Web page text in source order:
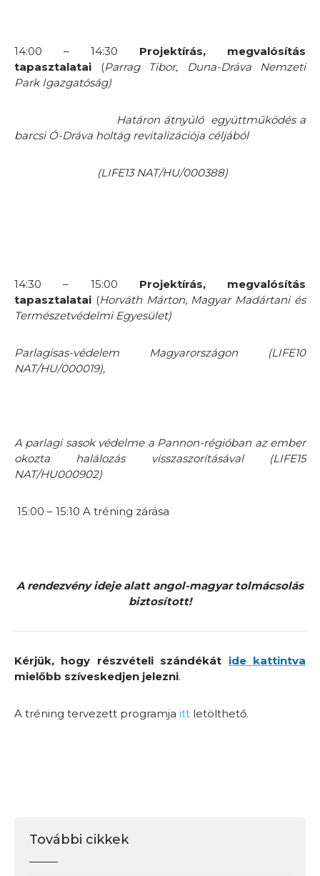
14:00 – 14:30 Projektírás, megvalósítás
tapasztalatai (Parrag Tibor, Duna-Dráva Nemzeti
Park Igazgatóság)
Határon átnyúló együttműködés a
barcsi Ó-Dráva holtág revitalizációja céljából
(LIFE13 NAT/HU/000388)
14:30 – 15:00 Projektírás, megvalósítás
tapasztalatai (Horváth Márton, Magyar Madártani és
Természetvédelmi Egyesület)
Parlagisas-védelem Magyarországon
(LIFE10
NAT/HU/000019),
A parlagi sasok védelme a Pannon-régióban az ember
okozta halálozás visszaszorításával(LIFE15
NAT/HU000902)
15:00 – 15:10 A tréning zárása
A rendezvény ideje alatt angol-magyar tolmácsolás
biztosított!
Kérjük, hogy részvételi szándékát ide kattintva
mielőbb szíveskedjen jelezni.
A tréning tervezett programja itt letölthető.
További cikkek